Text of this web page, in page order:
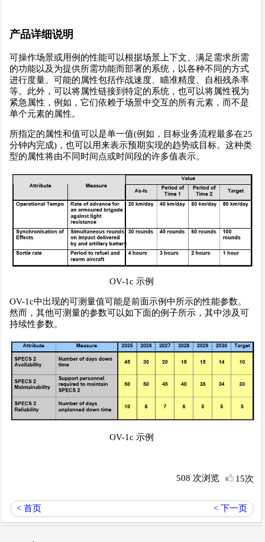
产品详细说明
可操作场景或用例的性能可以根据场景上下文、满足需求所需
的功能以及为提供所需功能而部署的系统，以各种不同的方式
进行度量。可能的属性包括作战速度、瞄准精度、自相残杀率
等。此外，可以将属性链接到特定的系统，也可以将属性视为
紧急属性，例如，它们依赖于场景中交互的所有元素，而不是
单个元素的属性。
所指定的属性和值可以是单一值(例如，目标业务流程最多在25
分钟内完成)，也可以用来表示预期实现的趋势或目标。这种类
型的属性将由不同时间点或时间段的许多值表示。
OV-1c 示例
OV-1c中出现的可测量值可能是前面示例中所示的性能参数。
然而，其他可测量的参数可以如下面的例子所示，其中涉及可
持续性参数。
OV-1c 示例
508 次浏览 15次
< 首页 < 下一页